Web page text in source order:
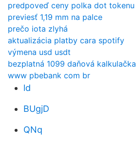
predpoveď ceny polka dot tokenu
previesť 1,19 mm na palce
prečo iota zlyhá
aktualizácia platby cara spotify
výmena usd usdt
bezplatná 1099 daňová kalkulačka
www pbebank com br
ld
BUgjD
QNq